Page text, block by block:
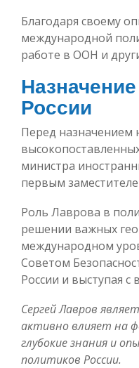
Благодаря своему
международной
работе в ООН и
России
Перед назначением
министра
первым
Роль Лаврова в
решении важных
международном
Советом
России и выступая
Сергей Лавров
активно влияет на
глубокие знания и
политиков России.